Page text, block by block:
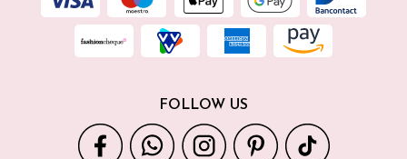
FOLLOW US